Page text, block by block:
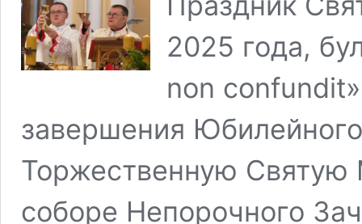
2025 года,
non
завершения
Торжественную
соборе Непорочного